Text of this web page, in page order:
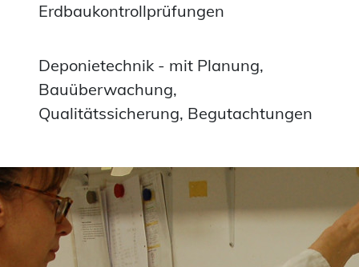
Erdbaukontrollprüfungen
Deponietechnik - mit Planung,
Bauüberwachung,
Qualitätssicherung, Begutachtungen